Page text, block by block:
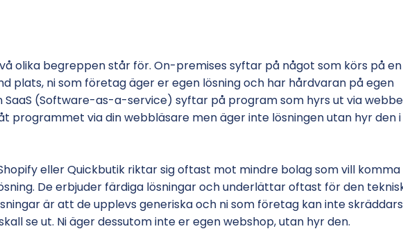
olika begreppen står för. On-premises syftar på något som körs på en
plats, ni som företag äger er egen lösning och har hårdvaran på egen
SaaS (Software-as-a-service) syftar på program som hyrs ut via
programmet via din webbläsare men äger inte lösningen utan hyr den i
eller Quickbutik riktar sig oftast mot mindre bolag som vill komma
De erbjuder färdiga lösningar och underlättar oftast för den
är att de upplevs generiska och ni som företag kan inte
se ut. Ni äger dessutom inte er egen webshop, utan hyr den.